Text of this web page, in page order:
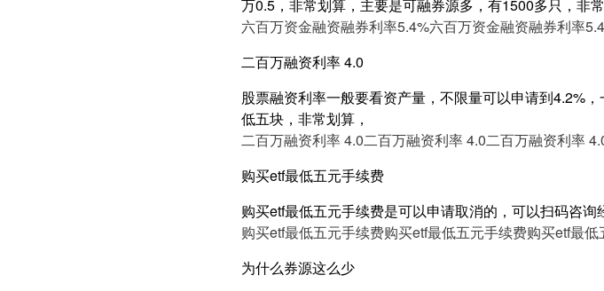
万0.5，非常划算，主要是可融券源多，有1500多只，非
六百万资金融资融券利率5.4%六百万资金融资融券利率
二百万融资利率 4.0
股票融资利率一般要看资产量，不限量可以申请到4.2%
低五块，非常划算，
二百万融资利率 4.0二百万融资利率 4.0二百万融资利率
购买etf最低五元手续费
购买etf最低五元手续费是可以申请取消的，可以扫码咨询
购买etf最低五元手续费购买etf最低五元手续费购买etf最
为什么券源这么少